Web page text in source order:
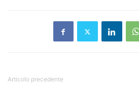
Articolo precedente